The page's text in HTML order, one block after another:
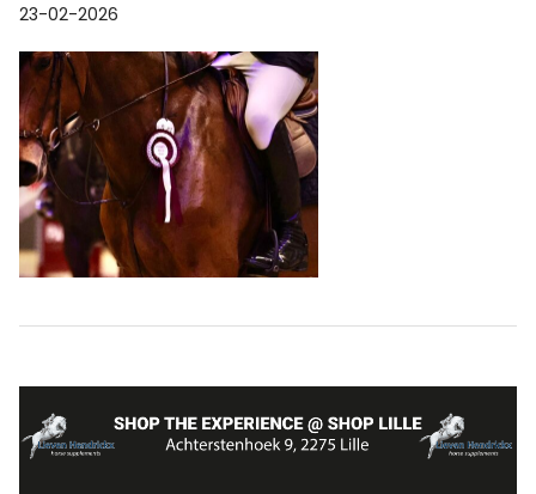
23-02-2026